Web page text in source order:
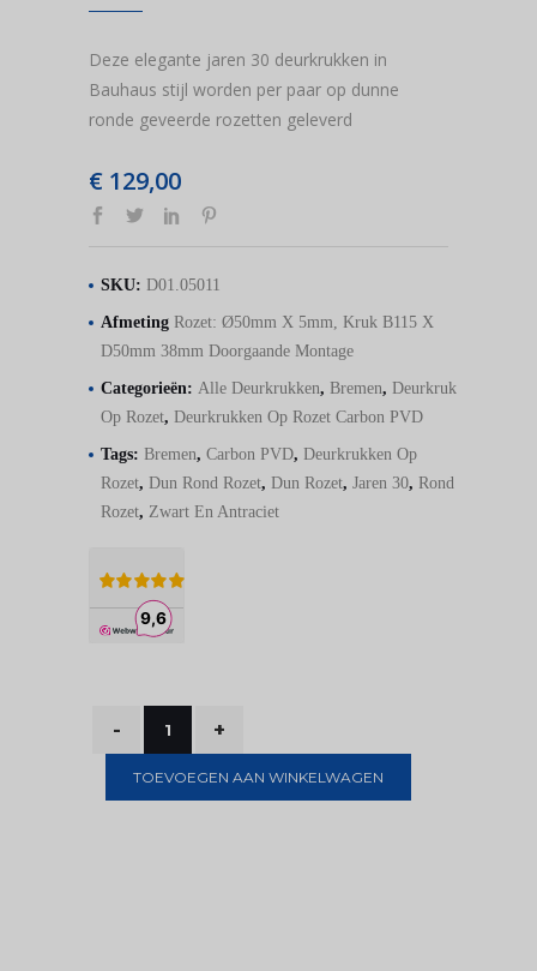
Deze elegante jaren 30 deurkrukken in
Bauhaus stijl worden per paar op dunne
ronde geveerde rozetten geleverd
€ 129,00
SKU: D01.05011
Afmeting Rozet: Ø50mm X 5mm, Kruk B115 X
D50mm 38mm Doorgaande Montage
Categorieën: Alle Deurkrukken, Bremen, Deurkruk
Op Rozet, Deurkrukken Op Rozet Carbon PVD
Tags: Bremen, Carbon PVD, Deurkrukken Op
Rozet, Dun Rond Rozet, Dun Rozet, Jaren 30, Rond
Rozet, Zwart En Antraciet
TOEVOEGEN AAN WINKELWAGEN